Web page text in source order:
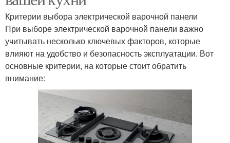
Критерии выбора электрической варочной панели
При выборе электрической варочной панели важно
учитывать несколько ключевых факторов, которые
влияют на удобство и безопасность эксплуатации. Вот
основные критерии, на которые стоит обратить
внимание: